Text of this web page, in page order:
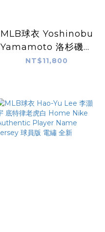
MLB球衣 Yoshinobu
Yamamoto 洛杉磯道
奇白 山本由伸 25-26
Name Jersey 球員
版 電繡 全新
NT$11,800